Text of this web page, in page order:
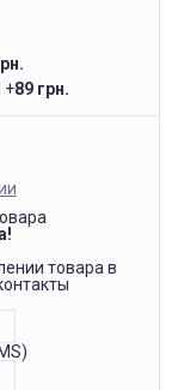
+89 грн.
товара в